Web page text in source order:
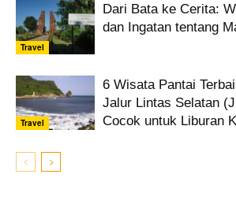
Travel
Dari Bata ke Cerita:
dan Ingatan tentang
Travel
6 Wisata Pantai
Jalur Lintas Selatan
Cocok untuk Liburan